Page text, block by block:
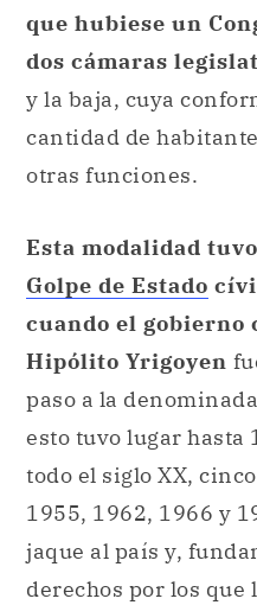
que hubiese un
dos cámaras
y la baja, cuya
cantidad de
otras funciones.
Esta modalidad
Golpe de Estado
cuando el
Hipólito Yrigoyen
paso a la denominada
esto tuvo lugar hasta
todo el siglo XX,
1955, 1962, 1966 y
jaque al país y,
derechos por los